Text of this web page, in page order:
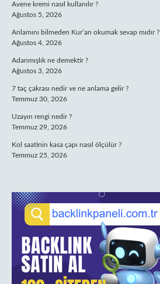
Avene kremi nasıl kullanılır ?
Ağustos 5, 2026
Anlamını bilmeden Kur’an okumak sevap mıdır ?
Ağustos 4, 2026
Adanmışlık ne demektir ?
Ağustos 3, 2026
7 taç çakrası nedir ve ne anlama gelir ?
Temmuz 30, 2026
Uzayın rengi nedir ?
Temmuz 29, 2026
Kol saatinin kasa çapı nasıl ölçülür ?
Temmuz 25, 2026